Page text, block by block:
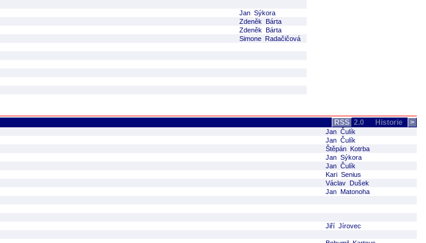
Jan Sýkora
Zdeněk Bárta
Zdeněk Bárta
Simone Radačičová
RSS 2.0 Historie >
Jan Čulík
Jan Čulík
Štěpán Kotrba
Jan Sýkora
Jan Čulík
Kari Senius
Václav Dušek
Jan Matonoha
Jiří Jírovec